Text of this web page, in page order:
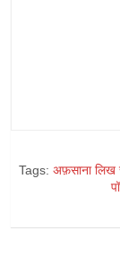
Tags: अफ़साना लिख